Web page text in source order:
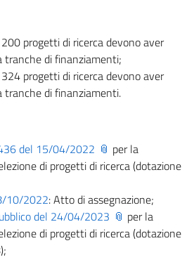
progetti di ricerca devono aver
tranche di finanziamenti;
progetti di ricerca devono aver
tranche di finanziamenti.
del 15/04/2022
per la
di progetti di ricerca (dotazione
10/2022: Atto di assegnazione;
del 24/04/2023
per la
di progetti di ricerca (dotazione